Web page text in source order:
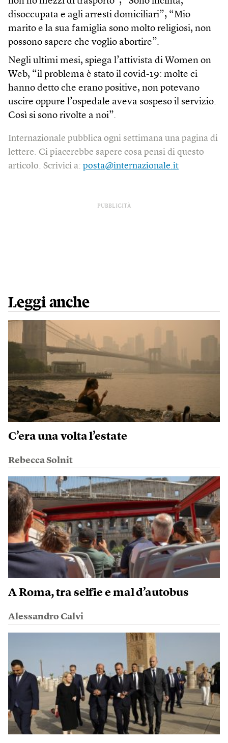
disoccupata e agli arresti domiciliari”; “Mio
marito e la sua famiglia sono molto religiosi, non
possono sapere che voglio abortire”.
Negli ultimi mesi, spiega l’attivista di Women on
Web, “il problema è stato il covid-19: molte ci
hanno detto che erano positive, non potevano
uscire oppure l’ospedale aveva sospeso il servizio.
Così si sono rivolte a noi”.
Internazionale pubblica ogni settimana una pagina di
lettere. Ci piacerebbe sapere cosa pensi di questo
articolo. Scrivici a: posta@internazionale.it
PUBBLICITÀ
Leggi anche
C’era una volta l’estate
Rebecca Solnit
A Roma, tra selfie e mal d’autobus
Alessandro Calvi